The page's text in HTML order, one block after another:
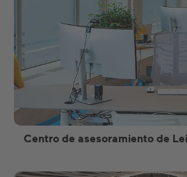
Centro de asesoramiento de